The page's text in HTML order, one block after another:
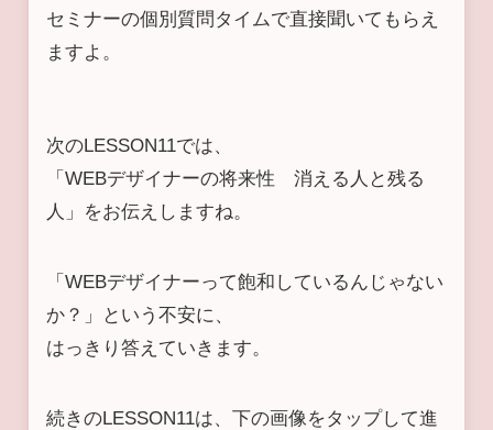
セミナーの個別質問タイムで直接聞いてもらえ
ますよ。
次のLESSON11では、
「WEBデザイナーの将来性 消える人と残る
人」をお伝えしますね。
「WEBデザイナーって飽和しているんじゃない
か？」という不安に、
はっきり答えていきます。
続きのLESSON11は、下の画像をタップして進